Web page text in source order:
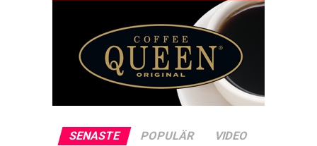
SENASTE POPULÄR VIDEO